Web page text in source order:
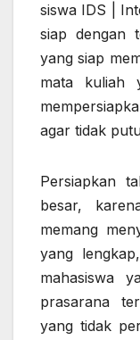
siswa IDS |
siap dengan
yang siap
mata kuliah
agar tidak
Persiapkan
besar,
memang
yang
mahasiswa
prasarana
yang tidak